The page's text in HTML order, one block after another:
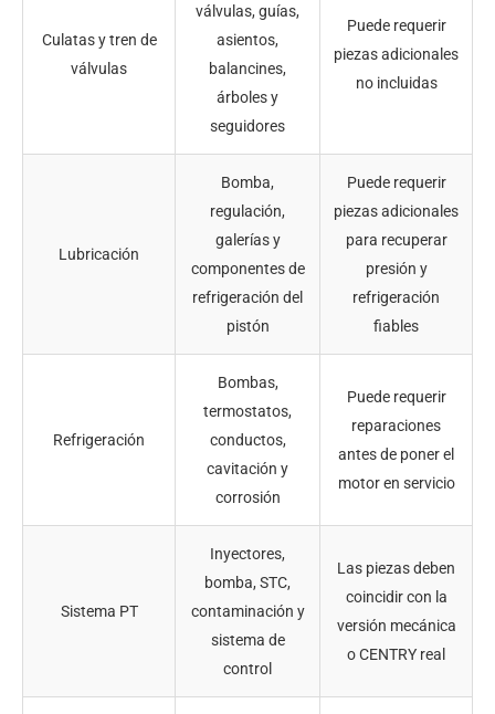
Culatas y tren de
válvulas
válvulas, guías,
asientos,
balancines,
árboles y
seguidores
Puede requerir
piezas adicionales
no incluidas
Lubricación
Bomba,
regulación,
galerías y
componentes de
refrigeración del
pistón
Puede requerir
piezas adicionales
para recuperar
presión y
refrigeración
fiables
Refrigeración
Bombas,
termostatos,
conductos,
cavitación y
corrosión
Puede requerir
reparaciones
antes de poner el
motor en servicio
Sistema PT
Inyectores,
bomba, STC,
contaminación y
sistema de
control
Las piezas deben
coincidir con la
versión mecánica
o CENTRY real